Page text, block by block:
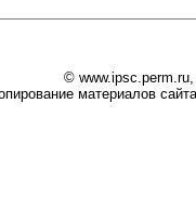
©
материалов